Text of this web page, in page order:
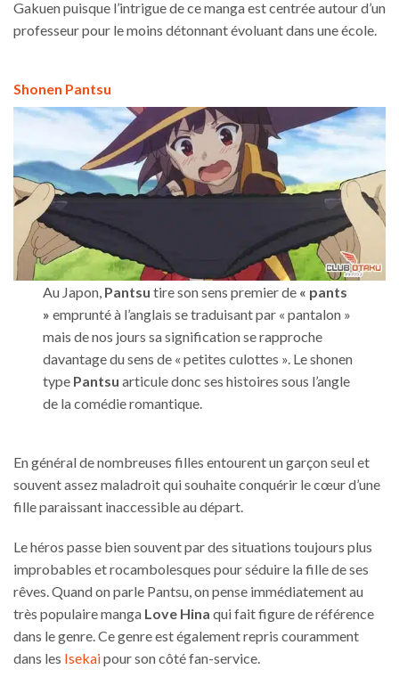
Gakuen puisque l’intrigue de ce manga est centrée autour d’un
professeur pour le moins détonnant évoluant dans une école.
Shonen Pantsu
Au Japon, Pantsutire son sens premier de « pants
» emprunté à l’anglais se traduisant par « pantalon »
mais de nos jours sa signification se rapproche
davantage du sens de « petites culottes ». Le shonen
type Pantsu articule donc ses histoires sous l’angle
de la comédie romantique.
En général de nombreuses filles entourent un garçon seul et
souvent assez maladroit qui souhaite conquérir le cœur d’une
fille paraissant inaccessible au départ.
Le héros passe bien souvent par des situations toujours plus
improbables et rocambolesques pour séduire la fille de ses
rêves. Quand on parle Pantsu, on pense immédiatement au
très populaire manga Love Hina quifait figure de référence
dans le genre. Ce genre est également repris couramment
dans les Isekaipour son côté fan-service.